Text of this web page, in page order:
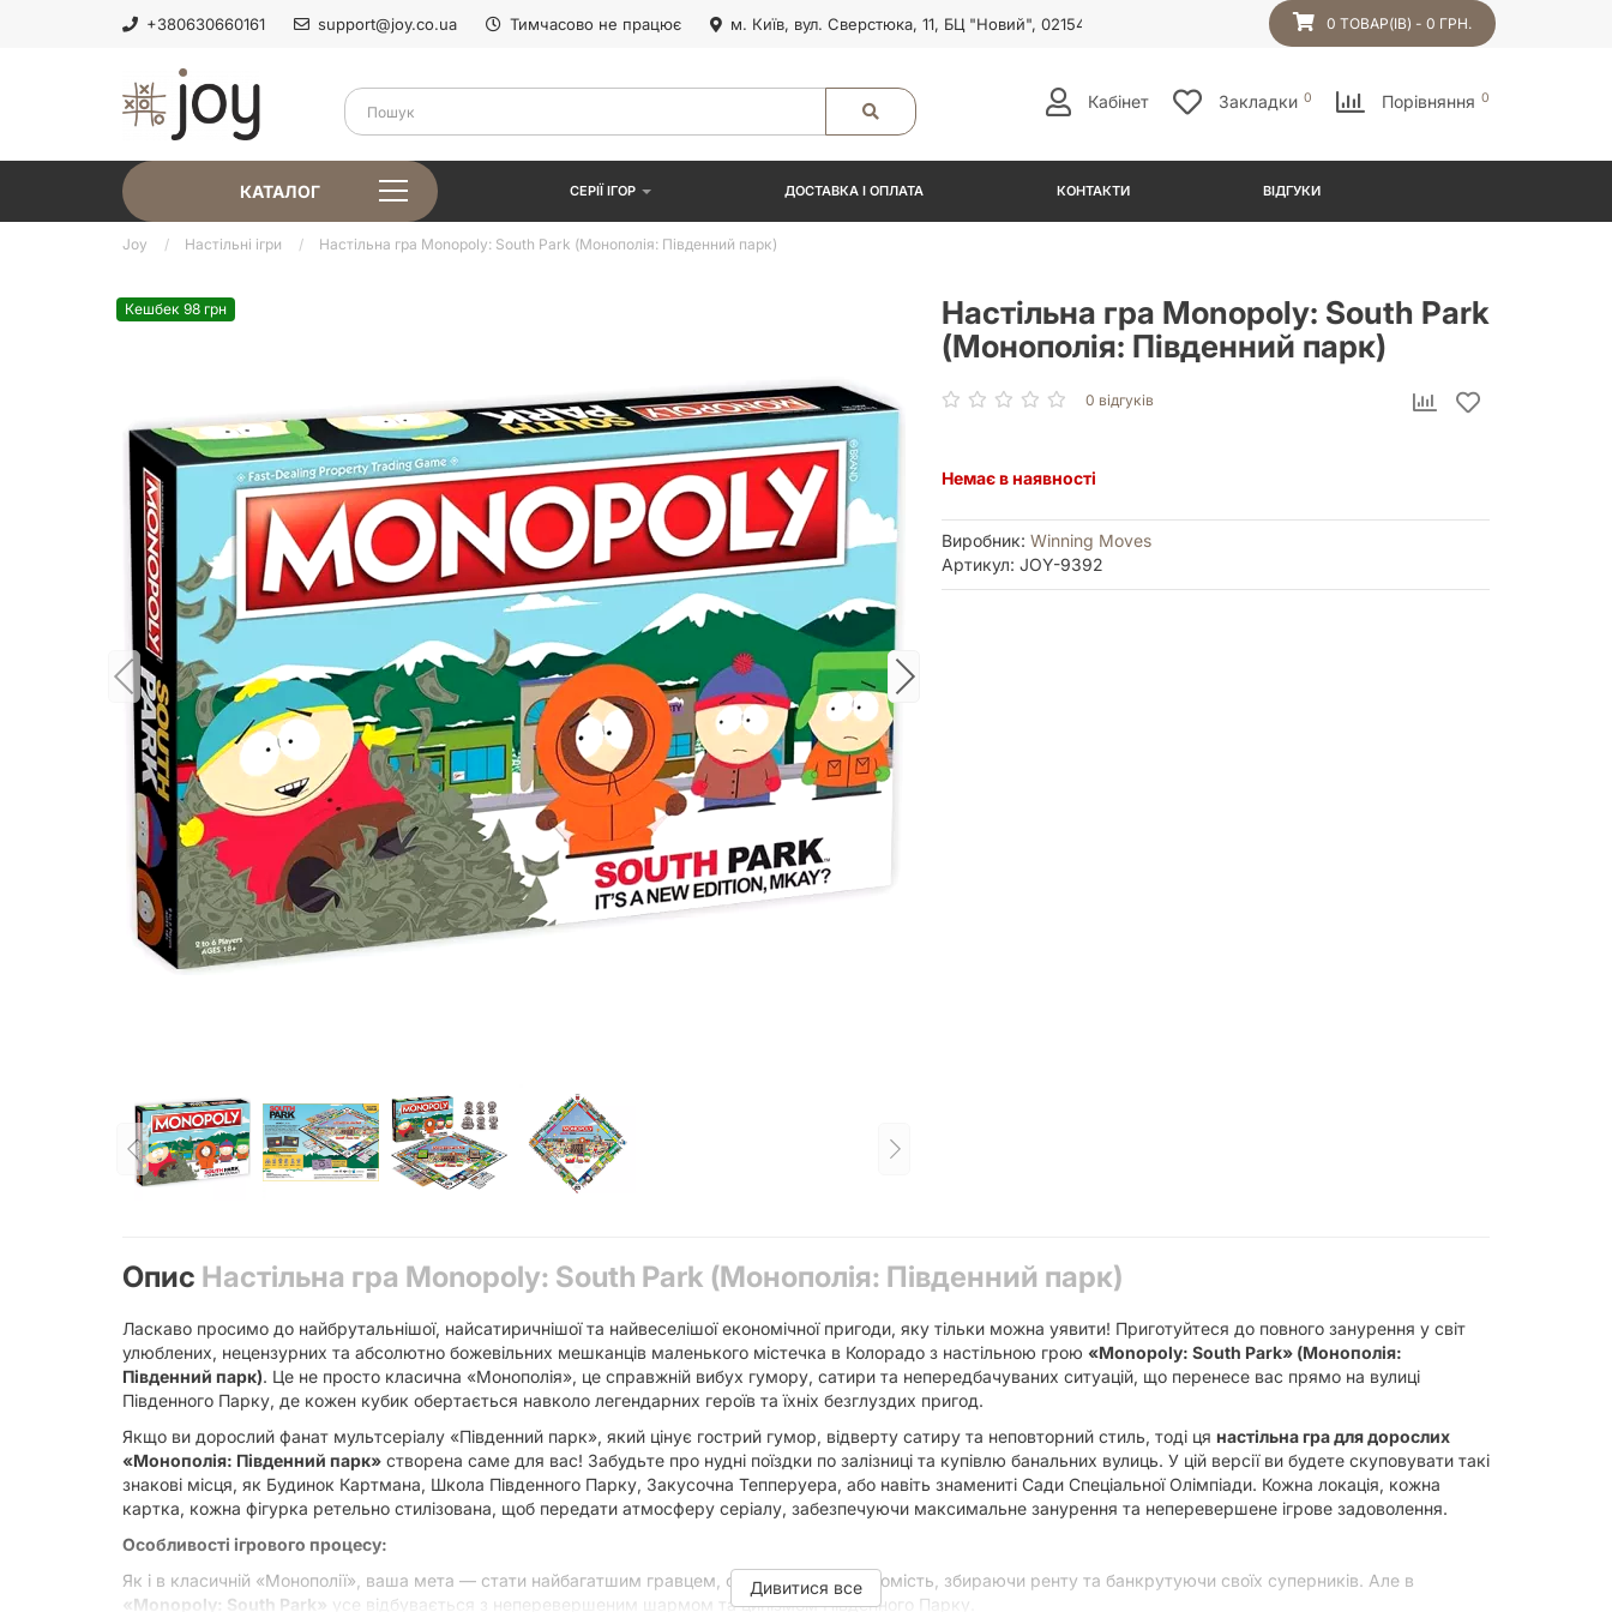
+380630660161 support@joy.co.ua Тимчасово не працює м. Київ, вул. Сверстюка, 11, БЦ "Новий", 02154 0 ТОВАР(ІВ) - 0 ГРН.
Кабінет Закладки 0 Порівняння 0
КАТАЛОГ СЕРІЇ ІГОР ДОСТАВКА І ОПЛАТА КОНТАКТИ ВІДГУКИ
Joy Настільні ігри Настільна гра Monopoly: South Park (Монополія: Південний парк)
Кешбек 98 грн
Настільна гра Monopoly: South Park
(Монополія: Південний парк)
0 відгуків
Немає в наявності
Виробник: Winning Moves
Артикул: JOY-9392
Опис Настільна гра Monopoly: South Park (Монополія: Південний парк)
Ласкаво просимо до найбрутальнішої, найсатиричнішої та найвеселішої економічної пригоди, яку тільки можна уявити! Приготуйтеся до повного занурення у світ
улюблених, нецензурних та абсолютно божевільних мешканців маленького містечка в Колорадо з настільною грою «Monopoly: South Park» (Монополія:
Південний парк). Це не просто класична «Монополія», це справжній вибух гумору, сатири та непередбачуваних ситуацій, що перенесе вас прямо на вулиці
Південного Парку, де кожен кубик обертається навколо легендарних героїв та їхніх безглуздих пригод.
Якщо ви дорослий фанат мультсеріалу «Південний парк», який цінує гострий гумор, відверту сатиру та неповторний стиль, тоді ця настільна гра для дорослих
«Монополія: Південний парк» створена саме для вас! Забудьте про нудні поїздки по залізниці та купівлю банальних вулиць. У цій версії ви будете скуповувати такі
знакові місця, як Будинок Картмана, Школа Південного Парку, Закусочна Тепперуера, або навіть знамениті Сади Спеціальної Олімпіади. Кожна локація, кожна
картка, кожна фігурка ретельно стилізована, щоб передати атмосферу серіалу, забезпечуючи максимальне занурення та неперевершене ігрове задоволення.
Особливості ігрового процесу:
Як і в класичній «Монополії», ваша мета — стати найбагатшим гравцем, скуповуючи нерухомість, збираючи ренту та банкрутуючи своїх суперників. Але в
«Monopoly: South Park» усе відбувається з неперевершеним шармом та цинізмом Південного Парку.
Дивитися все